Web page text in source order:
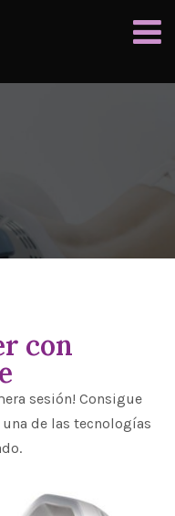
con
sesión! Consigue
de las tecnologías